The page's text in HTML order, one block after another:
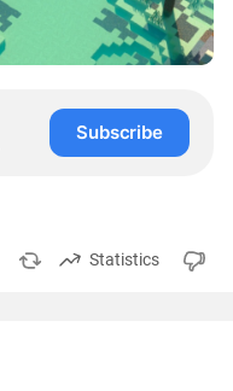
Subscribe
Statistics